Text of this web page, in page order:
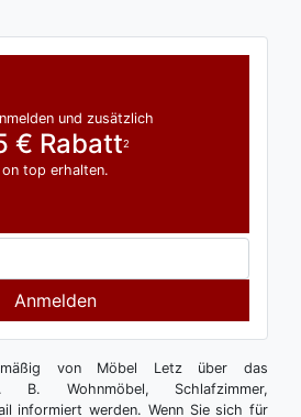
und zusätzlich
€ Rabatt2
on top erhalten.
Anmelden
von Möbel Letz über das
B. Wohnmöbel, Schlafzimmer,
informiert werden. Wenn Sie sich für